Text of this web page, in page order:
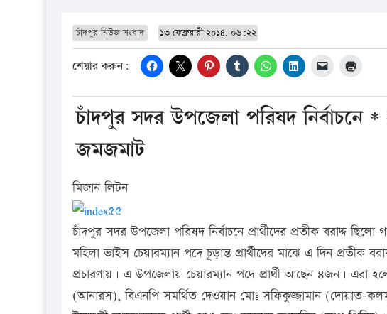
চাঁদপুর নিউজ সংবাদ ১৩ ফেব্রুয়ারী ২০১৪, ০৬:২২
শেয়ার করুন:
চাঁদপুর সদর উপজেলা পরিষদ নির্বাচনে
জমজমাট
মিজান লিটন
চাঁদপুর সদর উপজেলা পরিষদ নির্বাচনে প্রার্থীদের প্রতীক বরাদ্দ
মহিলা ভাইস চেয়ারম্যান পদে চূড়ান্ত প্রার্থীদের মাঝে এ দিন প্রতীক
প্রচারণায়। এ উপজেলায় চেয়ারম্যান পদে প্রার্থী আছেন ৪জন।
(আনারস), বিএনপি সমর্থিত দেওয়ান মোঃ সফিকুজ্জামান (দোয়াত-